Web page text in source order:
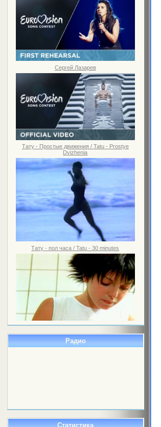
Сергей Лазарев
Тату - Простые движения / Tatu - Prostye
Dvizhenia
Тату - пол часа / Tatu - 30 minutes
Радио
Статистика